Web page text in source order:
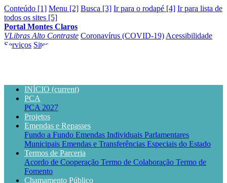
Conteúdo [1] Menu [2] Busca [3] Ir para o rodapé [4] Ir para lista de
todos os sites [5]
Portal Montes Claros
VLibras Alto Contraste Coronavírus (COVID-19) Acessibilidade
Serviços Sites
INÍCIO (current)
PCA
PCA 2027
Projetos
Emendas e Repasses
Fundo a Fundo Emendas Individuais Parlamentares
Municipais Emendas e Transferências Especiais do Estado
Termos de Parceria
Acordo de Cooperação Termo de Colaboração Termo de
Fomento
Chamamento Público